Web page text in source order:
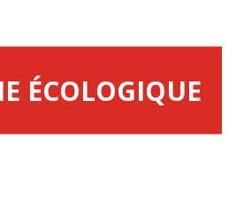
ÉCOLOGIQUE